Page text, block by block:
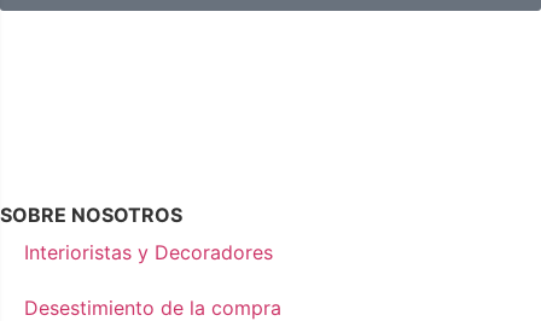
SOBRE NOSOTROS
Interioristas y Decoradores
Desestimiento de la compra